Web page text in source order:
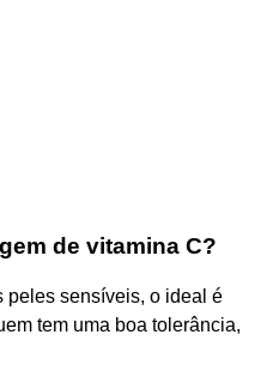
de vitamina C?
peles sensíveis, o ideal é
tem uma boa tolerância,